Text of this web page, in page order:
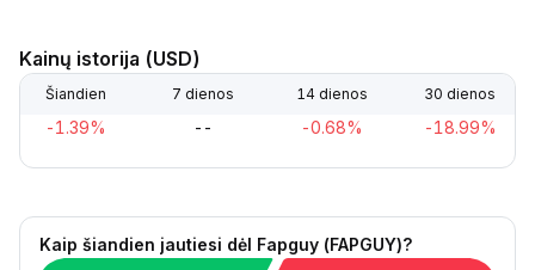
Kainų istorija (USD)
Šiandien 7 dienos 14 dienos 30 dienos
-1.39% -- -0.68% -18.99%
Kaip šiandien jautiesi dėl Fapguy (FAPGUY)?